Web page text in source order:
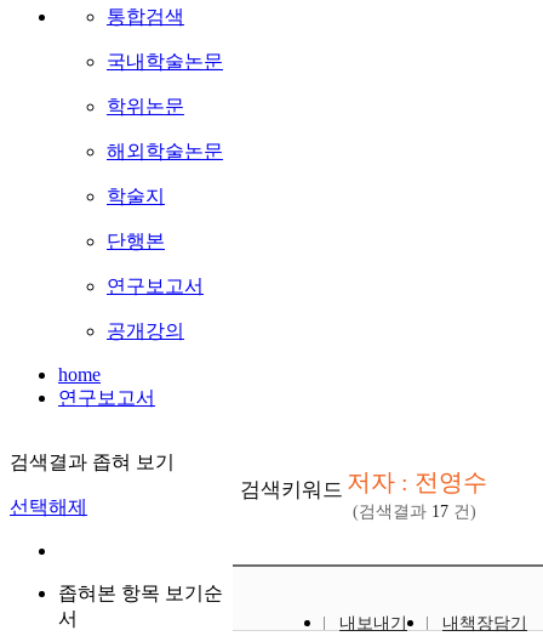
통합검색
국내학술논문
학위논문
해외학술논문
학술지
단행본
연구보고서
공개강의
home
연구보고서
검색결과 좁혀 보기
선택해제
좁혀본 항목 보기순
서
검색키워드 저자 : 전영수
(검색결과 17 건)
내보내기
내책장담기